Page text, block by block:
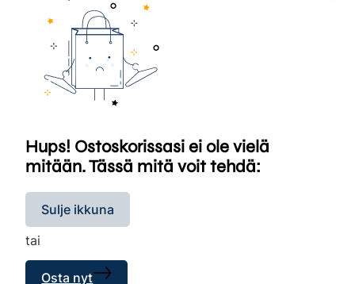
Hups! Ostoskorissasi ei ole vielä
mitään. Tässä mitä voit tehdä:
Sulje ikkuna
tai
Osta nyt